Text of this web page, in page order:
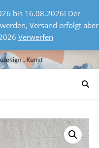
bis 16.08.2026! Der
Versand erfolgt aber
Verwerfen